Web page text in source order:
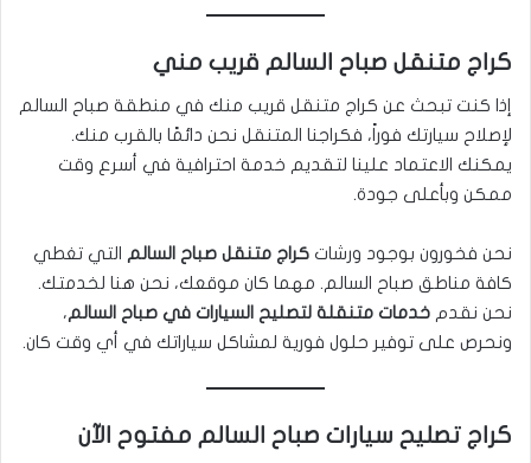
كراج متنقل صباح السالم قريب مني
إذا كنت تبحث عن كراج متنقل قريب منك في منطقة صباح السالم
لإصلاح سيارتك فوراً، فكراجنا المتنقل نحن دائمًا بالقرب منك.
يمكنك الاعتماد علينا لتقديم خدمة احترافية في أسرع وقت
ممكن وبأعلى جودة.
نحن فخورون بوجود ورشات كراج متنقل صباح السالم
التي تغطي
كافة مناطق صباح السالم. مهما كان موقعك، نحن هنا لخدمتك.
نحن نقدم خدمات متنقلة لتصليح السيارات في صباح السالم،
ونحرص على توفير حلول فورية لمشاكل سياراتك في أي وقت كان.
كراج تصليح سيارات صباح السالم مفتوح الآن